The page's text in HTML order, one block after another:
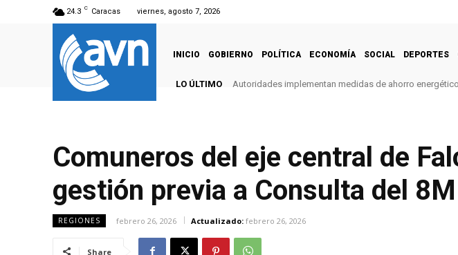
24.3 C Caracas viernes, agosto 7, 2026
INICIO GOBIERNO POLÍTICA ECONOMÍA SOCIAL DEPORTES
LO ÚLTIMO Autoridades implementan medidas de ahorro
Comuneros del eje central de
gestión previa a Consulta del 8M
REGIONES febrero 26, 2026 Actualizado: febrero 26, 2026
Share